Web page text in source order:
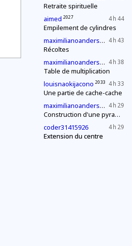
Retraite spirituelle
4 h 44
aimed 2027
Empilement de cylindres
4 h 43
maximilianoandersen3 2027
Récoltes
4 h 38
maximilianoandersen3 2027
Table de multiplication
4 h 33
louisnaokijacono 2033
Une partie de cache-cache
4 h 29
maximilianoandersen3 2027
Construction d'une pyramide
4 h 29
coder31415926
Extension du centre